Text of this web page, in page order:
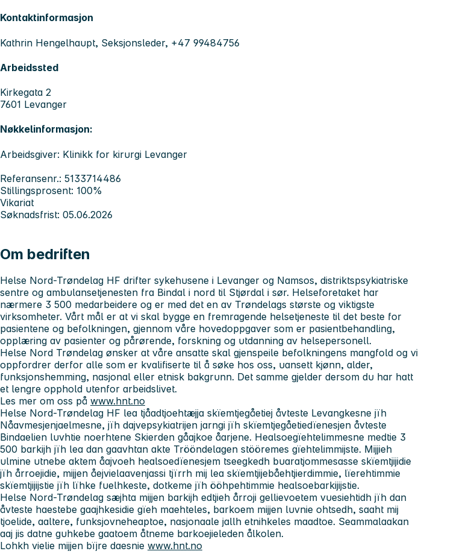
Kontaktinformasjon
Kathrin Hengelhaupt, Seksjonsleder, +47 99484756
Arbeidssted
Kirkegata 2
7601 Levanger
Nøkkelinformasjon:
Arbeidsgiver: Klinikk for kirurgi Levanger
Referansenr.: 5133714486
Stillingsprosent: 100%
Vikariat
Søknadsfrist: 05.06.2026
Om bedriften
Helse Nord-Trøndelag HF drifter sykehusene i Levanger og Namsos, distriktspsykiatriske
sentre og ambulansetjenesten fra Bindal i nord til Stjørdal i sør. Helseforetaket har
nærmere 3 500 medarbeidere og er med det en av Trøndelags største og viktigste
virksomheter. Vårt mål er at vi skal bygge en fremragende helsetjeneste til det beste for
pasientene og befolkningen, gjennom våre hovedoppgaver som er pasientbehandling,
opplæring av pasienter og pårørende, forskning og utdanning av helsepersonell.
Helse Nord Trøndelag ønsker at våre ansatte skal gjenspeile befolkningens mangfold og vi
oppfordrer derfor alle som er kvalifiserte til å søke hos oss, uansett kjønn, alder,
funksjonshemming, nasjonal eller etnisk bakgrunn. Det samme gjelder dersom du har hatt
et lengre opphold utenfor arbeidslivet.
Les mer om oss på www.hnt.no
Helse Nord-Trøndelag HF lea tjåadtjoehtæjja skïemtjegåetiej åvteste Levangkesne jïh
Nåavmesjenjaelmesne, jïh dajvepsykiatrijen jarngi jïh skïemtjegåetiedïenesjen åvteste
Bindaelien luvhtie noerhtene Skierden gåajkoe åarjene. Healsoegïehtelimmesne medtie 3
500 barkijh jïh lea dan gaavhtan akte Trööndelagen stööremes gïehtelimmijste. Mijjieh
ulmine utnebe aktem åajvoeh healsoedïenesjem tseegkedh buaratjommesasse skïemtjijidie
jïh årroejidie, mijjen åejvielaavenjassi tjïrrh mij lea skïemtjijebåehtjierdimmie, lïerehtimmie
skïemtjijijstie jïh lïhke fuelhkeste, dotkeme jïh ööhpehtimmie healsoebarkijijstie.
Helse Nord-Trøndelag sæjhta mijjen barkijh edtjieh årroji gellievoetem vuesiehtidh jïh dan
åvteste haestebe gaajhkesidie gïeh maehteles, barkoem mijjen luvnie ohtsedh, saaht mij
tjoelide, aaltere, funksjovneheaptoe, nasjonaale jallh etnihkeles maadtoe. Seammalaakan
aaj jis datne guhkebe gaatoem åtneme barkoejieleden ålkolen.
Lohkh vielie mijjen bïjre daesnie www.hnt.no